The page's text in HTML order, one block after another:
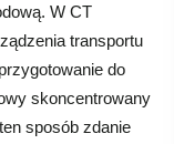
W CT
transportu
do
skoncentrowany
sposób zdanie